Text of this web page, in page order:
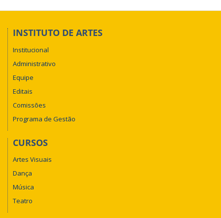
INSTITUTO DE ARTES
Institucional
Administrativo
Equipe
Editais
Comissões
Programa de Gestão
CURSOS
Artes Visuais
Dança
Música
Teatro